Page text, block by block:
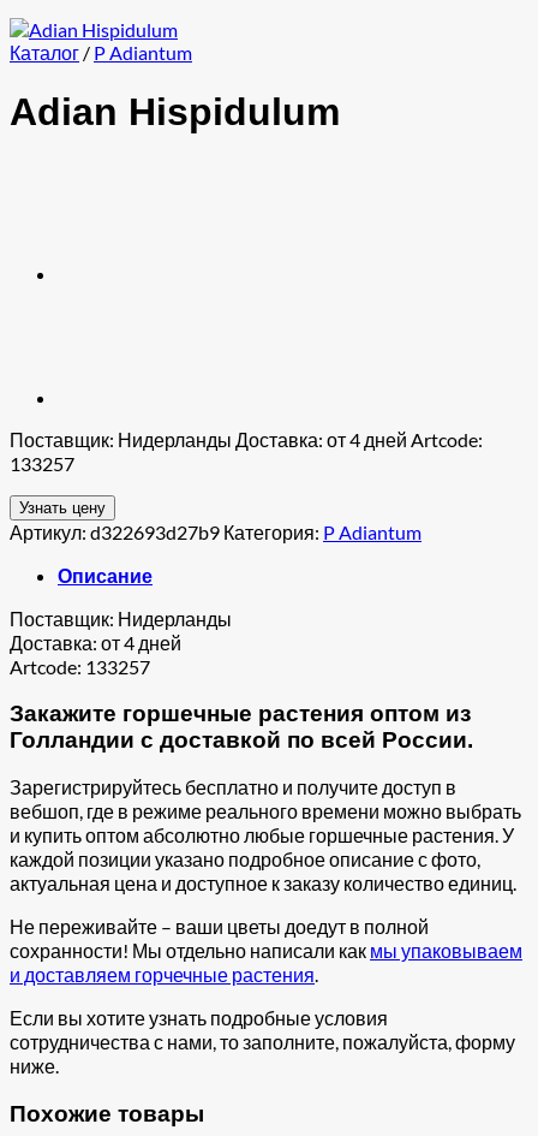
Каталог / P Adiantum
Adian Hispidulum
Поставщик: Нидерланды Доставка: от 4 дней Artcode:
133257
Узнать цену
Артикул: d322693d27b9 Категория: P Adiantum
Описание
Поставщик: Нидерланды
Доставка: от 4 дней
Artcode: 133257
Закажите горшечные растения оптом из
Голландии с доставкой по всей России.
Зарегистрируйтесь бесплатно и получите доступ в
вебшоп, где в режиме реального времени можно выбрать
и купить оптом абсолютно любые горшечные растения. У
каждой позиции указано подробное описание с фото,
актуальная цена и доступное к заказу количество единиц.
Не переживайте – ваши цветы доедут в полной
сохранности! Мы отдельно написали как мы упаковываем
и доставляем горчечные растения.
Если вы хотите узнать подробные условия
сотрудничества с нами, то заполните, пожалуйста, форму
ниже.
Похожие товары